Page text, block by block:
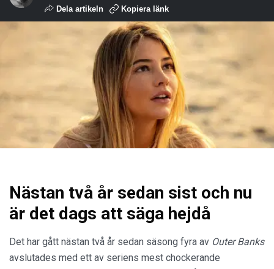
Dela artikeln Kopiera länk
Nästan två år sedan sist och nu
är det dags att säga hejdå
Det har gått nästan två år sedan säsong fyra av Outer Banks
avslutades med ett av seriens mest chockerande